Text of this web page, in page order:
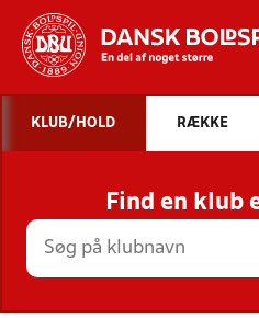
STILLINGER,
KLUB/HOLD RÆKKE
Find en klub